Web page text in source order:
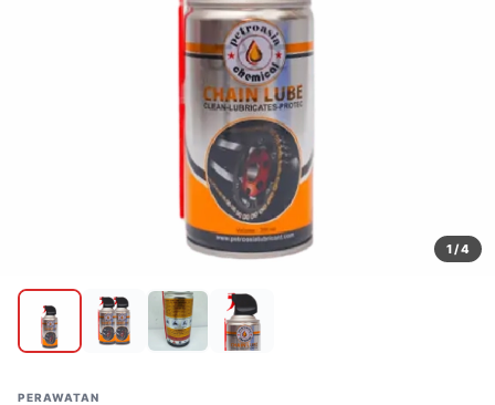
1/ 4
PERAWATAN